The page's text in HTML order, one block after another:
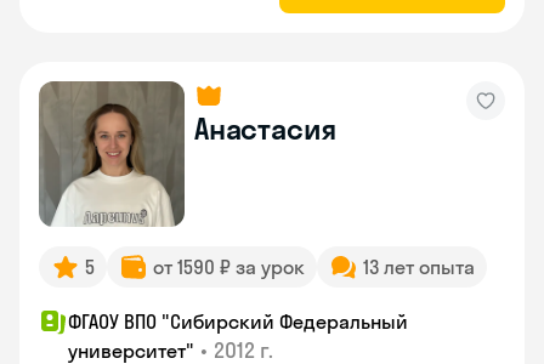
Анастасия
5 от 1590 ₽ за урок 13 лет опыта
ФГАОУ ВПО "Сибирский Федеральный
университет" • 2012 г.